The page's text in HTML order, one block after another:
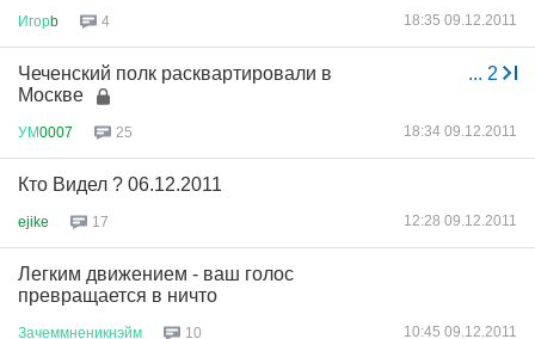
Игорb 4 18:35 09.12.2011
... 2
Чеченский полк расквартировали в
Москве
УМ0007 25 18:34 09.12.2011
Кто Видел ? 06.12.2011
ejike 17 12:28 09.12.2011
Легким движением - ваш голос
превращается в ничто
Зачеммненикнэйм 10 10:45 09.12.2011